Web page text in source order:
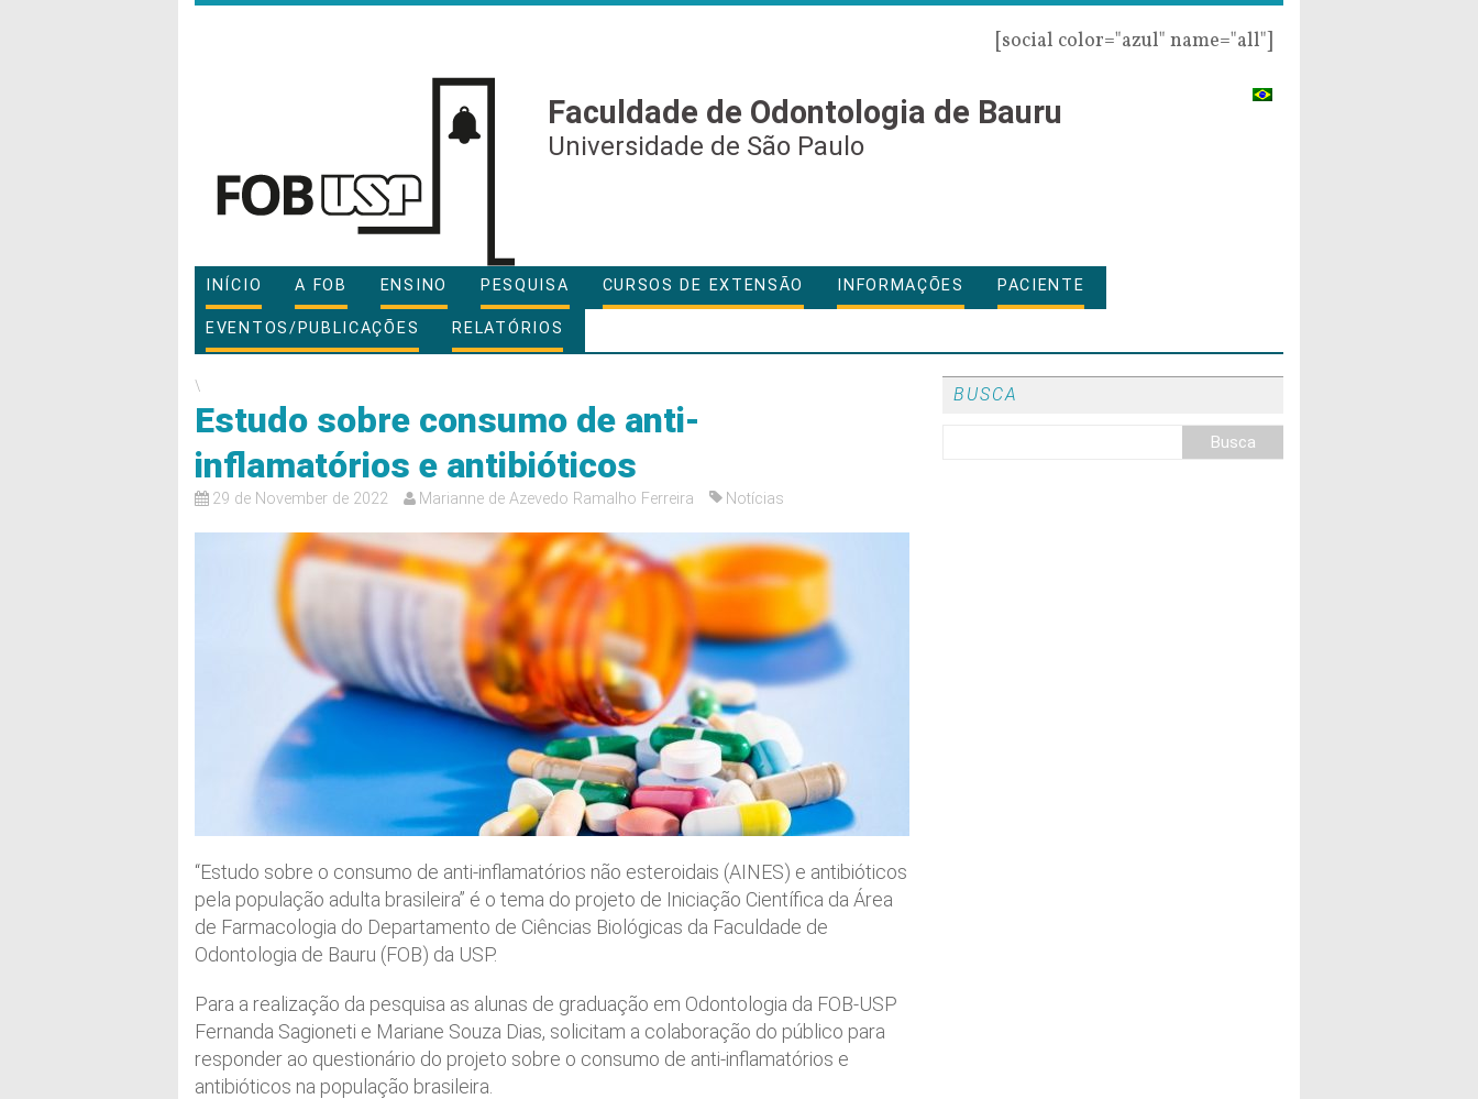
[social color="azul" name="all"]
Faculdade de Odontologia de Bauru
Universidade de São Paulo
INÍCIO A FOB ENSINO PESQUISA CURSOS DE EXTENSÃO INFORMAÇÕES PACIENTE
EVENTOS/PUBLICAÇÕES RELATÓRIOS
\
Estudo sobre consumo de anti-
inflamatórios e antibióticos
29 de November de 2022 Marianne de Azevedo Ramalho Ferreira Notícias
“Estudo sobre o consumo de anti-inflamatórios não esteroidais (AINES) e antibióticos
pela população adulta brasileira” é o tema do projeto de Iniciação Científica da Área
de Farmacologia do Departamento de Ciências Biológicas da Faculdade de
Odontologia de Bauru (FOB) da USP.
Para a realização da pesquisa as alunas de graduação em Odontologia da FOB-USP
Fernanda Sagioneti e Mariane Souza Dias, solicitam a colaboração do público para
responder ao questionário do projeto sobre o consumo de anti-inflamatórios e
antibióticos na população brasileira.
BUSCA